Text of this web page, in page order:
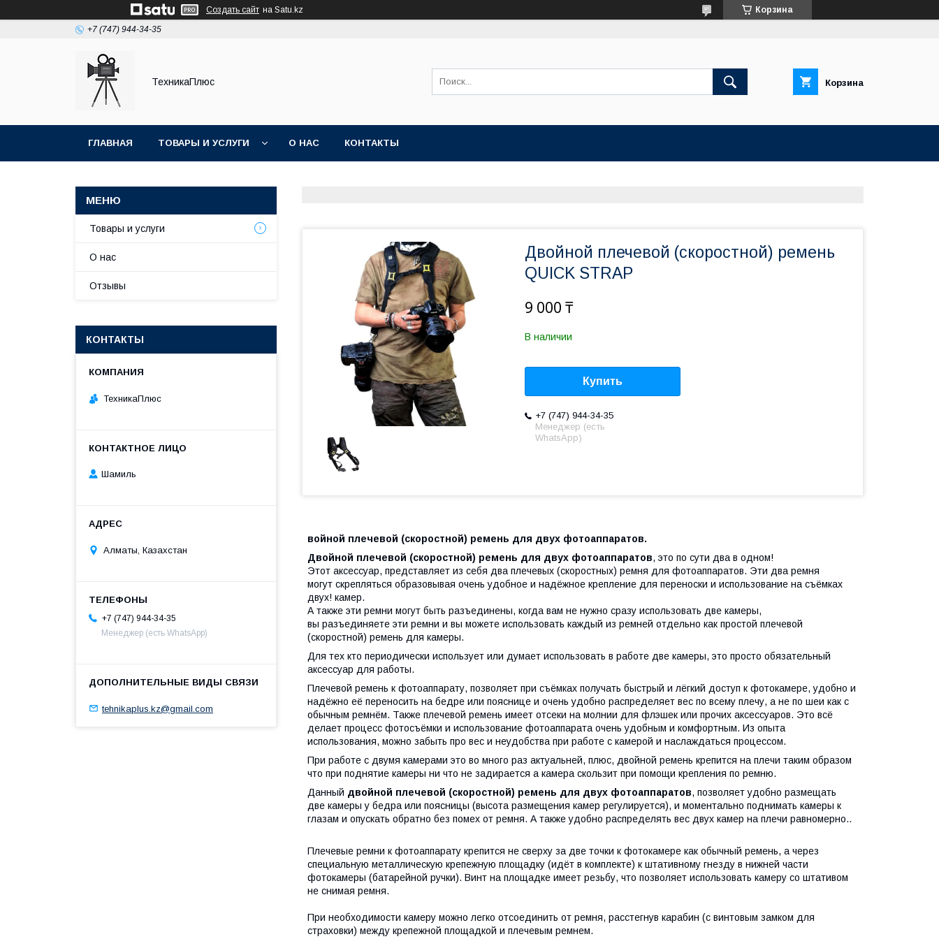
Создать сайт на Satu.kz Корзина
+7 (747) 944-34-35
ТехникаПлюс Корзина
ГЛАВНАЯ ТОВАРЫ И УСЛУГИ О НАС КОНТАКТЫ
Двойной плечевой (скоростной) ремень
QUICK STRAP
9 000 ₸
В наличии
Купить
+7 (747) 944-34-35
Менеджер (есть
WhatsApp)
войной плечевой (скоростной) ремень для двух фотоаппаратов.
Двойной плечевой (скоростной) ремень для двух фотоаппаратов, это по сути два в одном!
Этот аксессуар, представляет из себя два плечевых (скоростных) ремня для фотоаппаратов. Эти два ремня
могут скрепляться образовывая очень удобное и надёжное крепление для переноски и использование на съёмках
двух! камер.
А также эти ремни могут быть разъединены, когда вам не нужно сразу использовать две камеры,
вы разъединяете эти ремни и вы можете использовать каждый из ремней отдельно как простой плечевой
(скоростной) ремень для камеры.
Для тех кто периодически использует или думает использовать в работе две камеры, это просто обязательный
аксессуар для работы.
Плечевой ремень к фотоаппарату, позволяет при съёмках получать быстрый и лёгкий доступ к фотокамере, удобно и
надёжно её переносить на бедре или пояснице и очень удобно распределяет вес по всему плечу, а не по шеи как с
обычным ремнём. Также плечевой ремень имеет отсеки на молнии для флэшек или прочих аксессуаров. Это всё
делает процесс фотосъёмки и использование фотоаппарата очень удобным и комфортным. Из опыта
использования, можно забыть про вес и неудобства при работе с камерой и наслаждаться процессом.
При работе с двумя камерами это во много раз актуальней, плюс, двойной ремень крепится на плечи таким образом
что при поднятие камеры ни что не задирается а камера скользит при помощи крепления по ремню.
Данный двойной плечевой (скоростной) ремень для двух фотоаппаратов, позволяет удобно размещать
две камеры у бедра или поясницы (высота размещения камер регулируется), и моментально поднимать камеры к
глазам и опускать обратно без помех от ремня. А также удобно распределять вес двух камер на плечи равномерно..
Плечевые ремни к фотоаппарату крепится не сверху за две точки к фотокамере как обычный ремень, а через
специальную металлическую крепежную площадку (идёт в комплекте) к штативному гнезду в нижней части
фотокамеры (батарейной ручки). Винт на площадке имеет резьбу, что позволяет использовать камеру со штативом
не снимая ремня.
При необходимости камеру можно легко отсоединить от ремня, расстегнув карабин (с винтовым замком для
страховки) между крепежной площадкой и плечевым ремнем.
Товары и услуги
О нас
Отзывы
КОНТАКТЫ
ТехникаПлюс
Шамиль
Алматы, Казахстан
+7 (747) 944-34-35
Менеджер (есть WhatsApp)
tehnikaplus.kz@gmail.com